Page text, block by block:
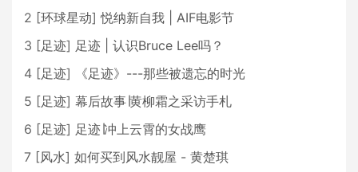
2 [环球星动] 悦纳新自我 | AIF电影节
3 [足迹] 足迹 | 认识Bruce Lee吗？
4 [足迹]
《足迹》---那些被遗忘的时光
5 [足迹] 幕后故事∣黄柳霜之采访手札
6 [足迹] 足迹∣冲上云霄的女战鹰
7 [风水] 如何买到风水靓屋 - 黄楚琪